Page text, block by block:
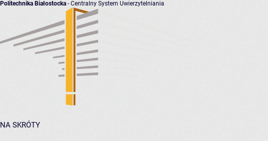
Politechnika Białostocka - Centralny System Uwierzytelniania
NA SKRÓTY